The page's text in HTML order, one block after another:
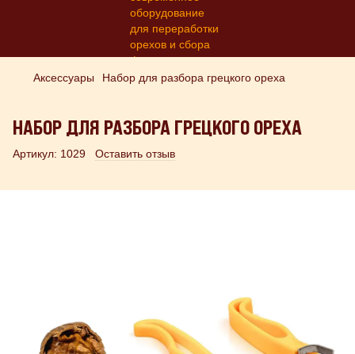
Аксессуары Набор для разбора грецкого ореха
НАБОР ДЛЯ РАЗБОРА ГРЕЦКОГО ОРЕХА
Артикул: 1029 Оставить отзыв